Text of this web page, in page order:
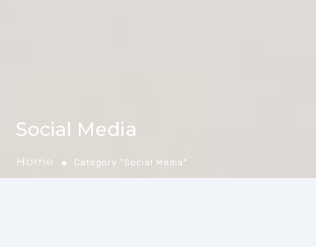
Social Media
Home Category "Social Media"